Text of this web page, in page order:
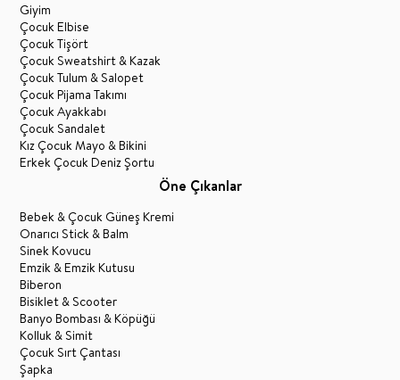
Giyim
Çocuk Elbise
Çocuk Tişört
Çocuk Sweatshirt & Kazak
Çocuk Tulum & Salopet
Çocuk Pijama Takımı
Çocuk Ayakkabı
Çocuk Sandalet
Kız Çocuk Mayo & Bikini
Erkek Çocuk Deniz Şortu
Öne Çıkanlar
Bebek & Çocuk Güneş Kremi
Onarıcı Stick & Balm
Sinek Kovucu
Emzik & Emzik Kutusu
Biberon
Bisiklet & Scooter
Banyo Bombası & Köpüğü
Kolluk & Simit
Çocuk Sırt Çantası
Şapka